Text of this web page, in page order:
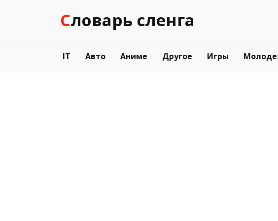
Словарь сленга
IT Авто Аниме Другое Игры